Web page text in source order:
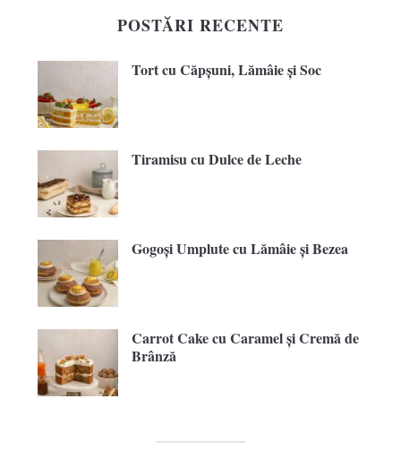
POSTĂRI RECENTE
Tort cu Căpșuni, Lămâie și Soc
Tiramisu cu Dulce de Leche
Gogoși Umplute cu Lămâie și Bezea
Carrot Cake cu Caramel și Cremă de
Brânză